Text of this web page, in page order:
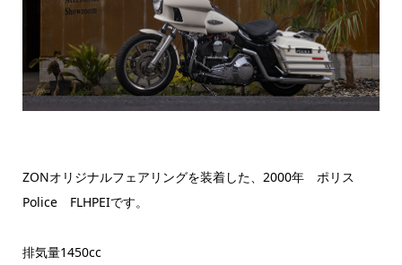
ZONオリジナルフェアリングを装着した、2000年 ポリス
Police FLHPEIです。
排気量1450cc